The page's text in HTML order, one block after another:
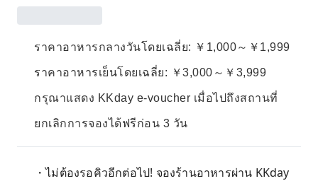
ราคาอาหารกลางวันโดยเฉลี่ย: ￥1,000～￥1,999
ราคาอาหารเย็นโดยเฉลี่ย: ￥3,000～￥3,999
กรุณาแสดง KKday e-voucher เมื่อไปถึงสถานที่
ยกเลิกการจองได้ฟรีก่อน 3 วัน
・ไม่ต้องรอคิวอีกต่อไป! จองร้านอาหารผ่าน KKday